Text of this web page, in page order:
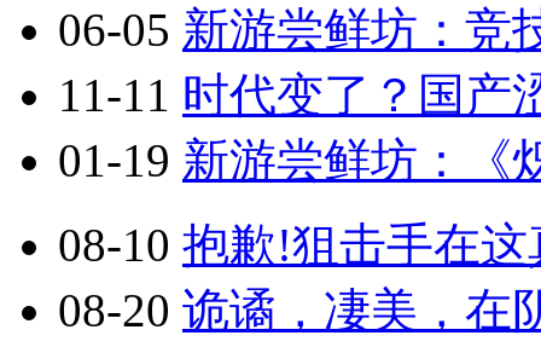
06-05 新游尝鲜坊：竞
11-11 时代变了？国产
01-19 新游尝鲜坊：《
08-10 抱歉!狙击手在
08-20 诡谲，凄美，在